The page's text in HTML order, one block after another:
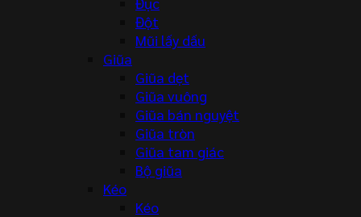
Đột
Mũi lấy dấu
Giũa
Giũa dẹt
Giũa vuông
Giũa bán nguyệt
Giũa tròn
Giũa tam giác
Bộ giũa
Kéo
Kéo